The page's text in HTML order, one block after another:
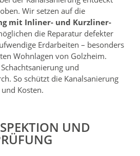
Wir setzen auf die
mit Inliner- und Kurzliner-
die Reparatur defekter
Erdarbeiten – besonders
Wohnlagen von Golzheim.
und
So schützt die Kanalsanierung
Kosten.
UND